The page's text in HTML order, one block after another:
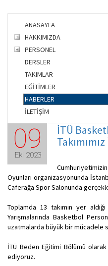
ANASAYFA
HAKKIMIZDA
PERSONEL
DERSLER
TAKIMLAR
EĞİTİMLER
HABERLER
İLETİŞİM
09
Eki 2023
İTÜ
Oyunları organizasyonunda
Caferağa Spor Salonunda
Toplamda 13 takımın yer
Yarışmalarında Basketbol
uzatmalarda büyük bir mücadele
İTÜ Beden Eğitimi Bölümü
ediyoruz.